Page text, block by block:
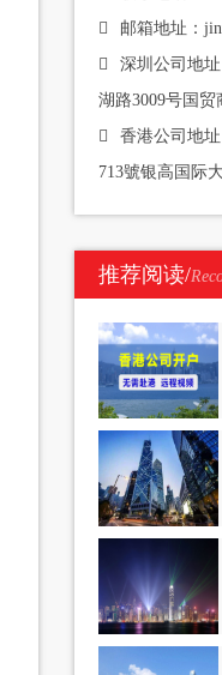
邮箱地址：
深圳公司地
湖路3009号国贸
香港公司地
713號银高国际
推荐阅读/